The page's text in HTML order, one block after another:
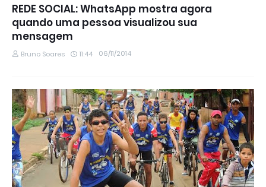
REDE SOCIAL: WhatsApp mostra agora
quando uma pessoa visualizou sua
mensagem
Bruno Soares 11:44 06/11/2014